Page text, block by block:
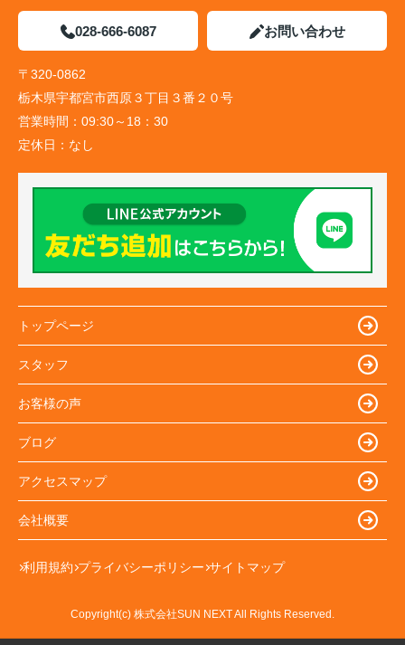
028-666-6087 お問い合わせ
〒320-0862
栃木県宇都宮市西原３丁目３番２０号
営業時間： 09:30～18：30
定休日： なし
トップページ
スタッフ
お客様の声
ブログ
アクセスマップ
会社概要
利用規約 プライバシーポリシー サイトマップ
Copyright(c) 株式会社SUN NEXT All Rights Reserved.